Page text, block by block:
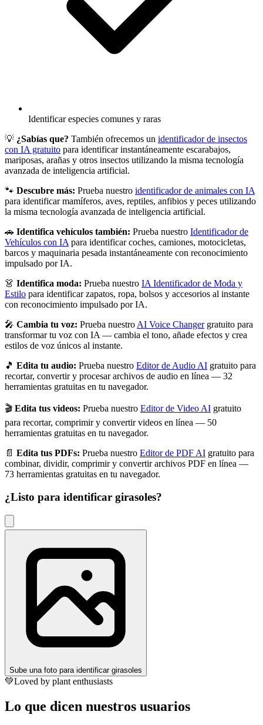
Identificar especies comunes y raras
💡 ¿Sabías que? También ofrecemos un identificador de insectos
con IA gratuito para identificar instantáneamente escarabajos,
mariposas, arañas y otros insectos utilizando la misma tecnología
avanzada de inteligencia artificial.
🐾 Descubre más: Prueba nuestro identificador de animales con IA
para identificar mamíferos, aves, reptiles, anfibios y peces utilizando
la misma tecnología avanzada de inteligencia artificial.
🚗 Identifica vehículos también: Prueba nuestro Identificador de
Vehículos con IA para identificar coches, camiones, motocicletas,
barcos y maquinaria pesada instantáneamente con reconocimiento
impulsado por IA.
👗 Identifica moda: Prueba nuestro IA Identificador de Moda y
Estilo para identificar zapatos, ropa, bolsos y accesorios al instante
con reconocimiento impulsado por IA.
🎤 Cambia tu voz: Prueba nuestro AI Voice Changer gratuito para
transformar tu voz con IA — cambia el tono, añade efectos y crea
estilos de voz únicos al instante.
🎵 Edita tu audio: Prueba nuestro Editor de Audio AI gratuito para
recortar, convertir y procesar archivos de audio en línea — 32
herramientas gratuitas en tu navegador.
🎬 Edita tus videos: Prueba nuestro Editor de Video AI gratuito
para recortar, comprimir y convertir videos en línea — 50
herramientas gratuitas en tu navegador.
📄 Edita tus PDFs: Prueba nuestro Editor de PDF AI gratuito para
combinar, dividir, comprimir y convertir archivos PDF en línea —
73 herramientas gratuitas en tu navegador.
¿Listo para identificar girasoles?
Sube una foto para identificar girasoles
💚Loved by plant enthusiasts
Lo que dicen nuestros usuarios